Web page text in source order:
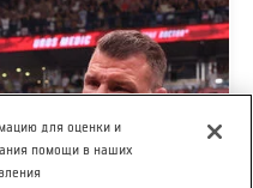
для оценки и
помощи в наших